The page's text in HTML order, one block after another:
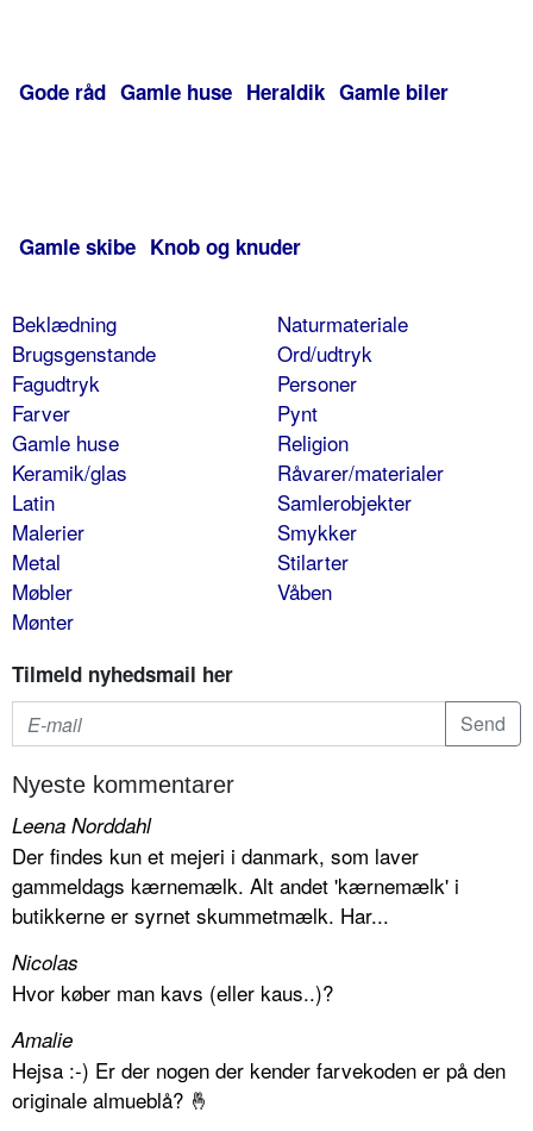
Gode råd Gamle huse Heraldik Gamle biler
Gamle skibe Knob og knuder
Beklædning
Brugsgenstande
Fagudtryk
Farver
Gamle huse
Keramik/glas
Latin
Malerier
Metal
Møbler
Mønter
Naturmateriale
Ord/udtryk
Personer
Pynt
Religion
Råvarer/materialer
Samlerobjekter
Smykker
Stilarter
Våben
Tilmeld nyhedsmail her
Nyeste kommentarer
Leena Norddahl
Der findes kun et mejeri i danmark, som laver
gammeldags kærnemælk. Alt andet 'kærnemælk' i
butikkerne er syrnet skummetmælk. Har...
Nicolas
Hvor køber man kavs (eller kaus..)?
Amalie
Hejsa :-) Er der nogen der kender farvekoden er på den
originale almueblå? 🤞